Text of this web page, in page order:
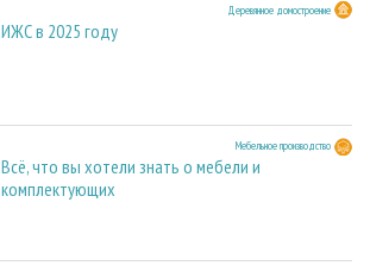
Деревянное домостроение
ИЖС в 2025 году
Мебельное производство
Всё, что вы хотели знать о мебели и
комплектующих